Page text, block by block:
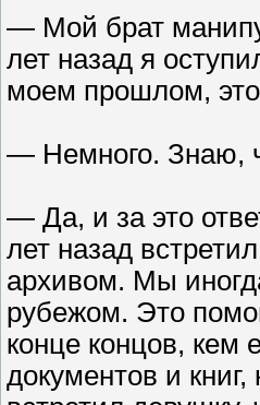
— Мой брат
лет назад я
моем прошлом, это
— Немного. Знаю,
— Да, и за это
лет назад
архивом. Мы
рубежом. Это
конце концов,
документов и